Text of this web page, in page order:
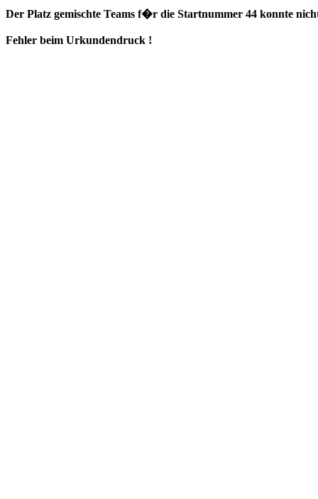
Der Platz gemischte Teams f�r die Startnummer 44 konnte
Fehler beim Urkundendruck !